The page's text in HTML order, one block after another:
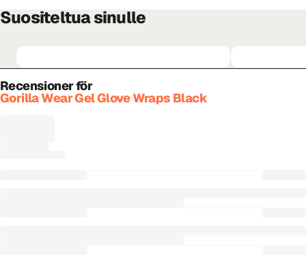
Suositeltua sinulle
Recensioner för
Gorilla Wear Gel Glove Wraps Black